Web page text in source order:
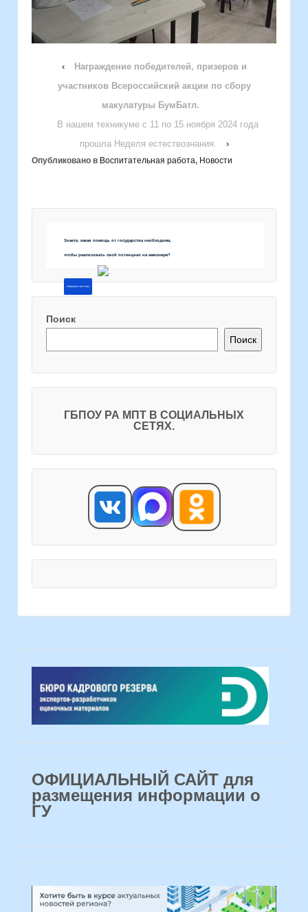
‹
Награждение победителей, призеров и
участников Всероссийский акции по сбору
макулатуры БумБатл.
В нашем техникуме с 11 по 15 ноября 2024 года
прошла Неделя естествознания.
›
Опубликовано в Воспитательная работа, Новости
Знаете, какая помощь от государства необходима,
чтобы реализовать свой потенциал на максимум?
Напишите об этом
Поиск
Поиск
ГБПОУ РА МПТ В СОЦИАЛЬНЫХ
СЕТЯХ.
ОФИЦИАЛЬНЫЙ САЙТ для
размещения информации о
ГУ